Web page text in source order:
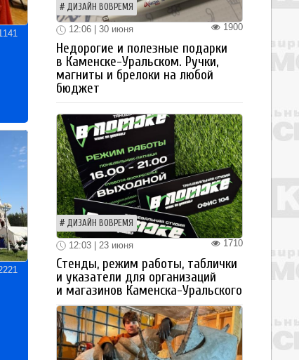
ДИЗАЙН ВОВРЕМЯ
1900
12:06 | 30 июня
Недорогие и полезные подарки
в Каменске-Уральском. Ручки,
магниты и брелоки на любой
бюджет
ДИЗАЙН ВОВРЕМЯ
1710
12:03 | 23 июня
Стенды, режим работы, таблички
и указатели для организаций
и магазинов Каменска-Уральского